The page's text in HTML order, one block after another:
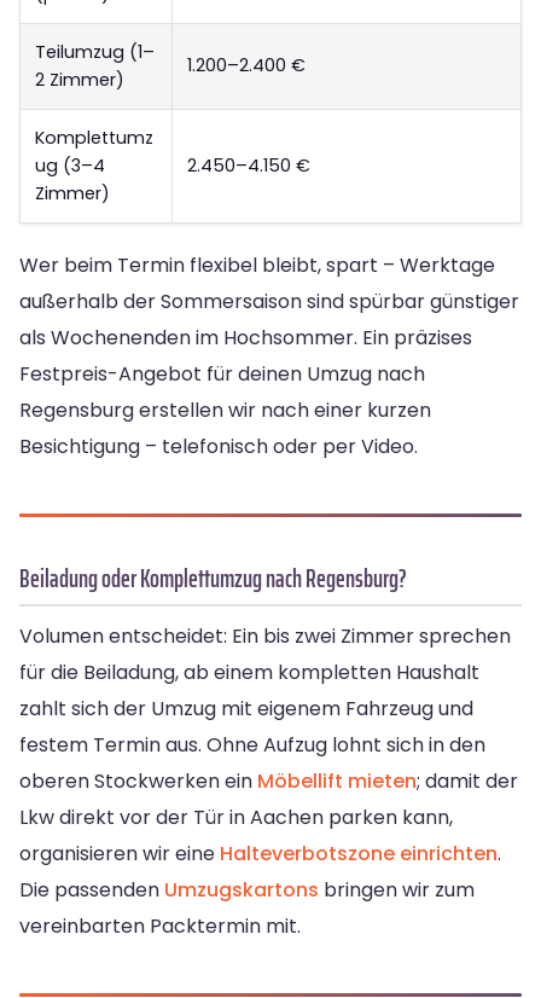
Teilumzug (1–
2 Zimmer)
1.200–2.400 €
Komplettumz
ug (3–4
Zimmer)
2.450–4.150 €
Wer beim Termin flexibel bleibt, spart – Werktage
außerhalb der Sommersaison sind spürbar günstiger
als Wochenenden im Hochsommer. Ein präzises
Festpreis-Angebot für deinen Umzug nach
Regensburg erstellen wir nach einer kurzen
Besichtigung – telefonisch oder per Video.
Beiladung oder Komplettumzug nach Regensburg?
Volumen entscheidet: Ein bis zwei Zimmer sprechen
für die Beiladung, ab einem kompletten Haushalt
zahlt sich der Umzug mit eigenem Fahrzeug und
festem Termin aus. Ohne Aufzug lohnt sich in den
oberen Stockwerken ein Möbellift mieten; damit der
Lkw direkt vor der Tür in Aachen parken kann,
organisieren wir eine Halteverbotszone einrichten.
Die passenden Umzugskartons bringen wir zum
vereinbarten Packtermin mit.